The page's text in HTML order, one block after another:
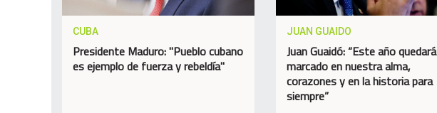
CUBA
Presidente Maduro: "Pueblo cubano
es ejemplo de fuerza y rebeldía"
JUAN GUAIDO
Juan Guaidó: “Este año quedará
marcado en nuestra alma,
corazones y en la historia para
siempre”